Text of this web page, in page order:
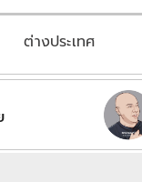
ต่างประเทศ